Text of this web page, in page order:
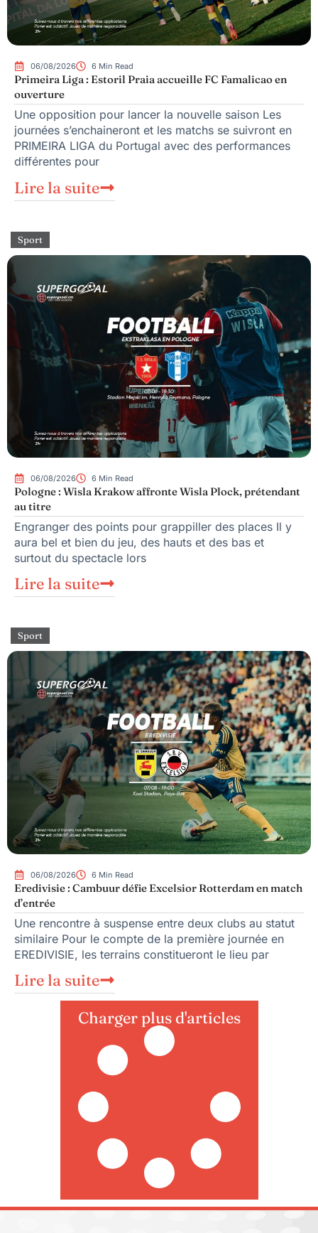
06/08/2026 6 Min Read
Primeira Liga : Estoril Praia accueille FC Famalicao en
ouverture
Une opposition pour lancer la nouvelle saison Les
journées s’enchaineront et les matchs se suivront en
PRIMEIRA LIGA du Portugal avec des performances
différentes pour
Lire la suite
Sport
06/08/2026 6 Min Read
Pologne : Wisla Krakow affronte Wisla Plock, prétendant
au titre
Engranger des points pour grappiller des places Il y
aura bel et bien du jeu, des hauts et des bas et
surtout du spectacle lors
Lire la suite
Sport
06/08/2026 6 Min Read
Eredivisie : Cambuur défie Excelsior Rotterdam en match
d’entrée
Une rencontre à suspense entre deux clubs au statut
similaire Pour le compte de la première journée en
EREDIVISIE, les terrains constitueront le lieu par
Lire la suite
Charger plus d'articles